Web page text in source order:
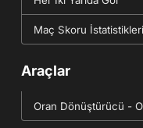
Maç Skoru İstatistikleri
Araçlar
Oran Dönüştürücü -